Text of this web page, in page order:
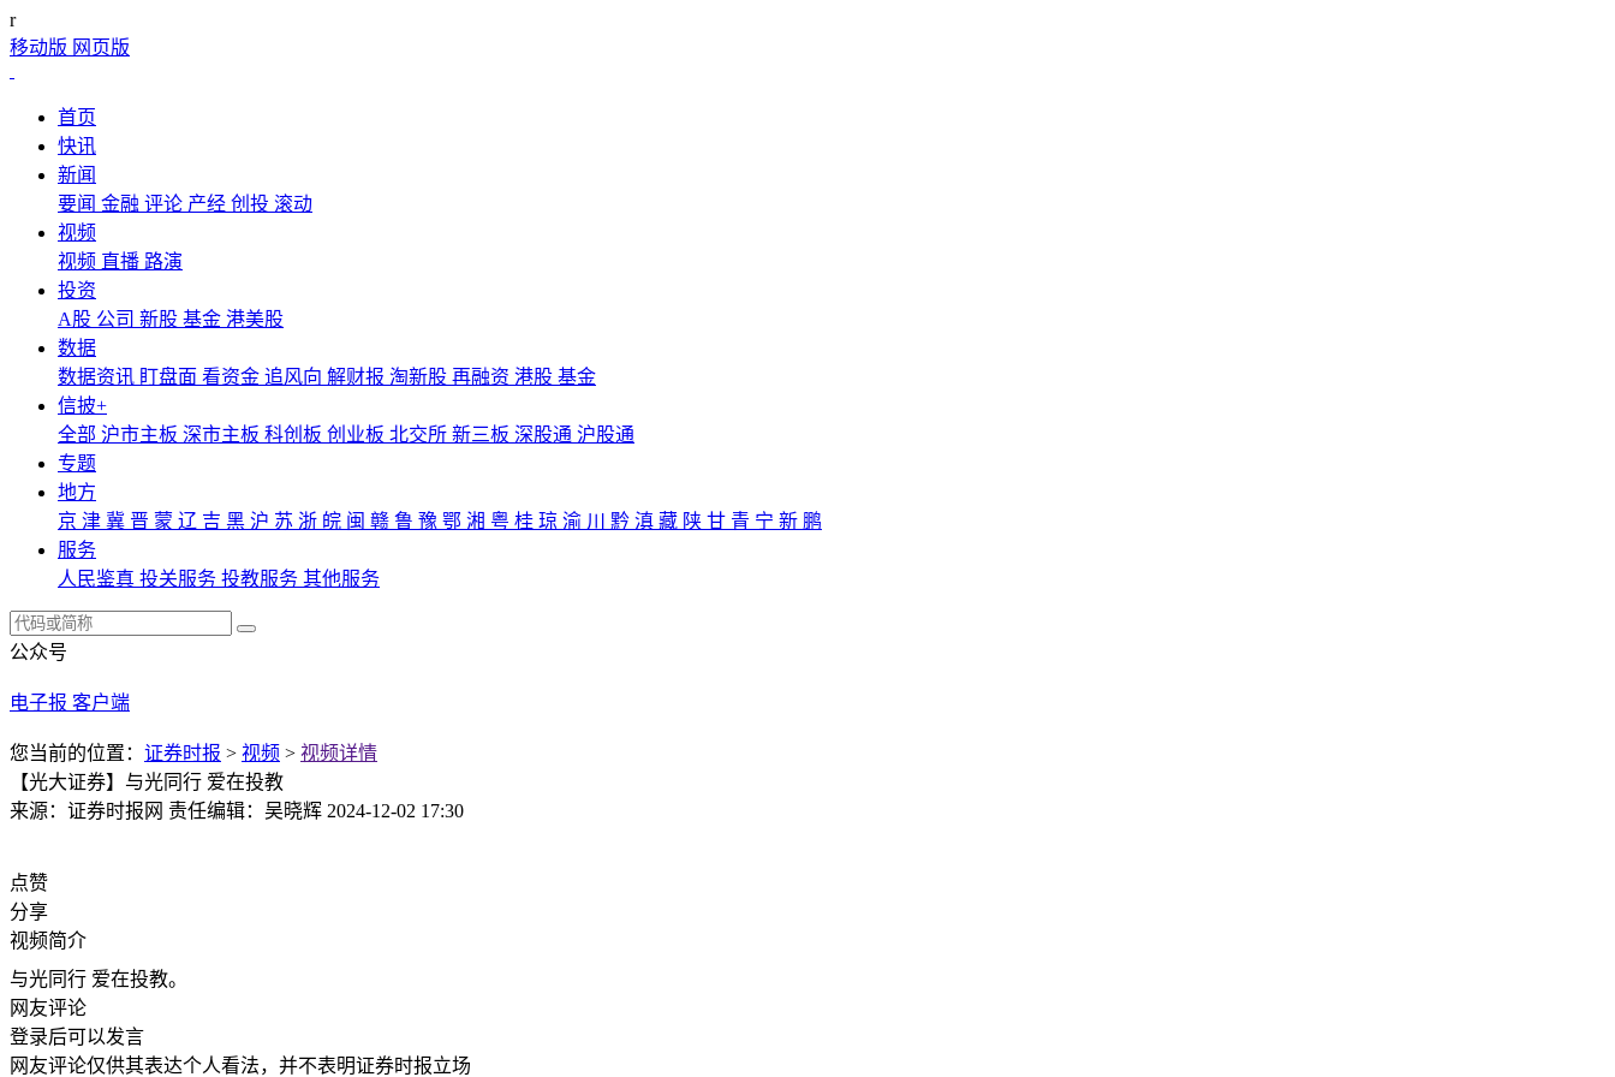
r
移动版 网页版
首页
快讯
新闻
要闻 金融 评论 产经 创投 滚动
视频
视频 直播 路演
投资
A股 公司 新股 基金 港美股
数据
数据资讯 盯盘面 看资金 追风向 解财报 淘新股 再融资 港股 基金
信披+
全部 沪市主板 深市主板 科创板 创业板 北交所 新三板 深股通 沪股通
专题
地方
京 津 冀 晋 蒙 辽 吉 黑 沪 苏 浙 皖 闽 赣 鲁 豫 鄂 湘 粤 桂 琼 渝 川 黔 滇 藏 陕 甘 青 宁 新 鹏
服务
人民鉴真 投关服务 投教服务 其他服务
公众号
电子报 客户端
您当前的位置： 证券时报 > 视频 > 视频详情
【光大证券】与光同行 爱在投教
来源：证券时报网 责任编辑：吴晓辉 2024-12-02 17:30
点赞
分享
视频简介
与光同行 爱在投教。
网友评论
登录后可以发言
网友评论仅供其表达个人看法，并不表明证券时报立场